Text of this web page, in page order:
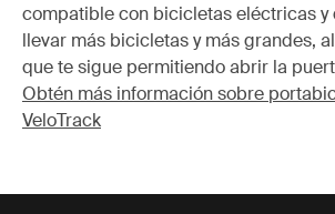
compatible con bicicletas eléctricas y
llevar más bicicletas y más grandes,
que te sigue permitiendo abrir la
Obtén más información sobre
VeloTrack